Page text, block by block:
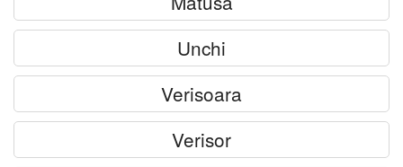
Unchi
Verisoara
Verisor